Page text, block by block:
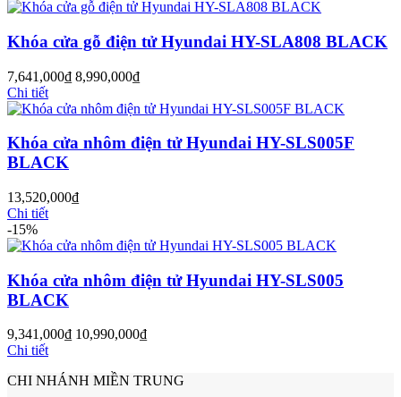
Cửa Nhựa Gỗ Ghép Thanh
Khóa cửa gỗ điện tử Hyundai HY-SLA808 BLACK
7,641,000₫ 8,990,000₫
Chi tiết
Khóa cửa nhôm điện tử Hyundai HY-SLS005F
BLACK
13,520,000₫
Chi tiết
-15%
Khóa cửa nhôm điện tử Hyundai HY-SLS005
BLACK
9,341,000₫ 10,990,000₫
Chi tiết
CHI NHÁNH MIỀN TRUNG